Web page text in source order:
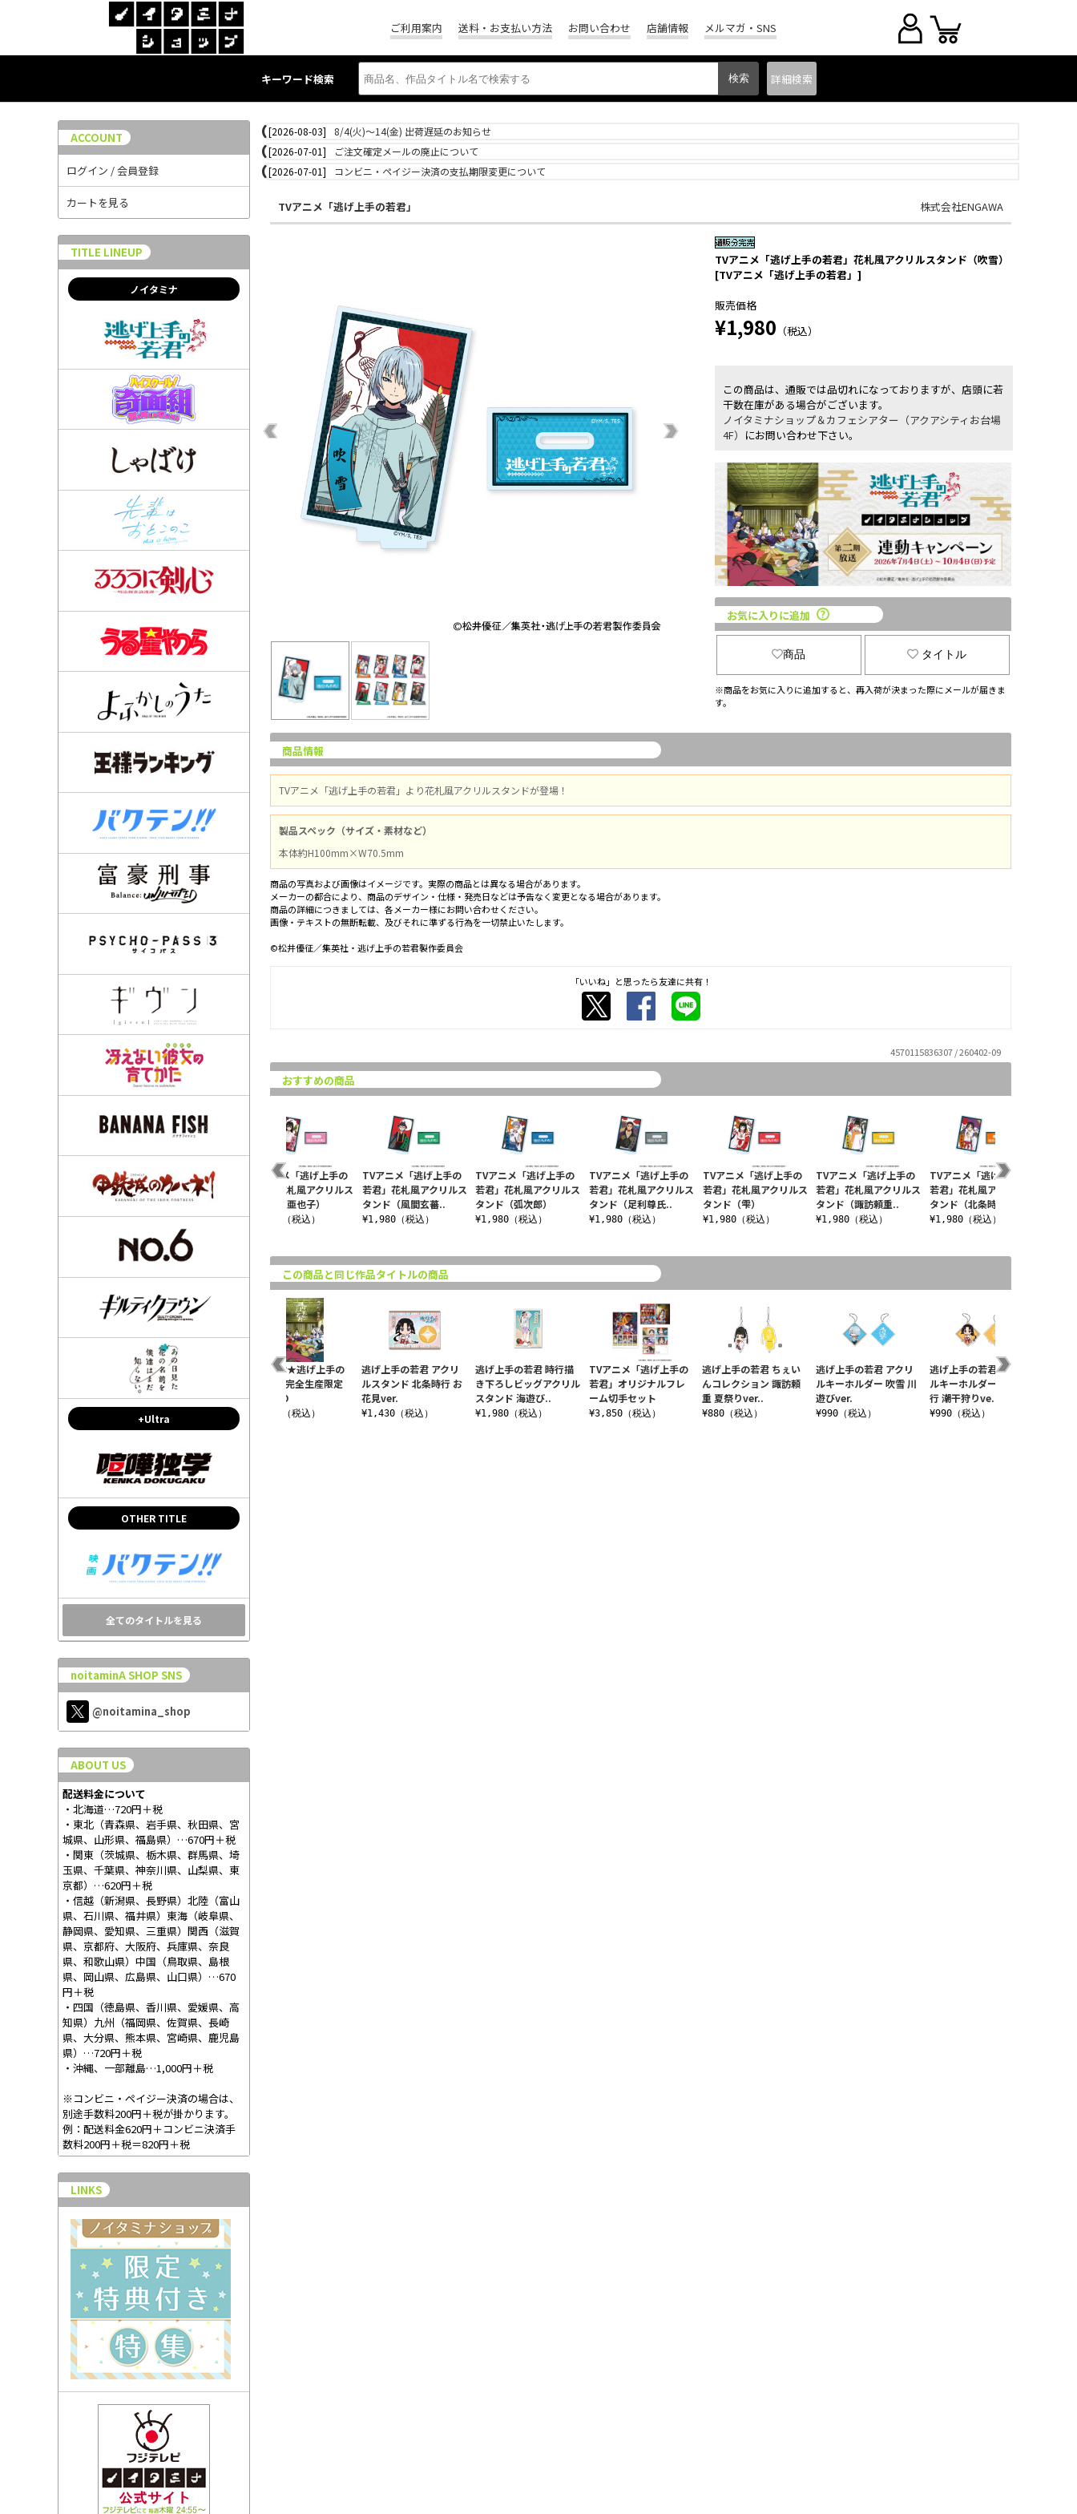
ご利用案内 送料・お支払い方法 お問い合わせ 店舗情報 メルマガ・SNS
キーワード検索 詳細検索
ACCOUNT
ログイン / 会員登録
カートを見る
TITLE LINEUP
ノイタミナ
+Ultra
OTHER TITLE
全てのタイトルを見る
noitaminA SHOP SNS
@noitamina_shop
ABOUT US
配送料金について
・北海道…720円＋税
・東北（青森県、岩手県、秋田県、宮
城県、山形県、福島県）…670円＋税
・関東（茨城県、栃木県、群馬県、埼
玉県、千葉県、神奈川県、山梨県、東
京都）…620円＋税
・信越（新潟県、長野県）北陸（富山
県、石川県、福井県）東海（岐阜県、
静岡県、愛知県、三重県）関西（滋賀
県、京都府、大阪府、兵庫県、奈良
県、和歌山県）中国（鳥取県、島根
県、岡山県、広島県、山口県）…670
円＋税
・四国（徳島県、香川県、愛媛県、高
知県）九州（福岡県、佐賀県、長崎
県、大分県、熊本県、宮崎県、鹿児島
県）…720円＋税
・沖縄、一部離島…1,000円＋税
※コンビニ・ペイジー決済の場合は、
別途手数料200円＋税が掛かります。
例：配送料金620円＋コンビニ決済手
数料200円＋税＝820円＋税
LINKS
[2026-08-03]
8/4(火)～14(金) 出荷遅延のお知らせ
[2026-07-01]
ご注文確定メールの廃止について
[2026-07-01]
コンビニ・ペイジー決済の支払期限変更について
TVアニメ「逃げ上手の若君」 株式会社ENGAWA
TVアニメ「逃げ上手の若君」花札風アクリルスタンド（吹雪）
[TVアニメ「逃げ上手の若君」]
販売価格
¥1,980 （税込）
この商品は、通販では品切れになっておりますが、店頭に若
干数在庫がある場合がございます。
ノイタミナショップ＆カフェシアター（アクアシティお台場
4F） にお問い合わせ下さい。
お気に入りに追加
商品 タイトル
※商品をお気に入りに追加すると、再入荷が決まった際にメールが届きま
す。
商品情報
TVアニメ「逃げ上手の若君」より花札風アクリルスタンドが登場！
製品スペック（サイズ・素材など）
本体約H100mm×W70.5mm
商品の写真および画像はイメージです。実際の商品とは異なる場合があります。
メーカーの都合により、商品のデザイン・仕様・発売日などは予告なく変更となる場合があります。
商品の詳細につきましては、各メーカー様にお問い合わせください。
画像・テキストの無断転載、及びそれに準ずる行為を一切禁止いたします。
©松井優征／集英社・逃げ上手の若君製作委員会
「いいね」と思ったら友達に共有！
4570115836307 / 260402-09
おすすめの商品
TVアニメ「逃げ上手の
若君」花札風アクリルス
タンド（足利尊氏..
¥1,980（税込）
TVアニメ「逃げ上手の
若君」花札風アクリルス
タンド（雫）
¥1,980（税込）
TVアニメ「逃げ上手の
若君」花札風アクリルス
タンド（諏訪頼重..
¥1,980（税込）
TVアニメ「逃げ上手の
若君」花札風アクリルス
タンド（北条時行..
¥1,980（税込）
TVアニメ「逃げ上手の
若君」花札風アクリルス
タンド（亜也子）
¥1,980（税込）
TVアニメ「逃げ上手の
若君」花札風アクリルス
タンド（風間玄蕃..
¥1,980（税込）
TVアニメ「逃げ上手の
若君」花札風アクリルス
タンド（弧次郎）
¥1,980（税込）
この商品と同じ作品タイトルの商品
TVアニメ「逃げ上手の
若君」オリジナルフレ
ーム切手セット
¥3,850（税込）
逃げ上手の若君 ちぇい
んコレクション 諏訪頼
重 夏祭りver..
¥880（税込）
逃げ上手の若君 アクリ
ルキーホルダー 吹雪 川
遊びver.
¥990（税込）
逃げ上手の若君 アクリ
ルキーホルダー 北条時
行 潮干狩りve..
¥990（税込）
¥660（税込）
逃げ上手の若君 アクリ
ルスタンド 北条時行 夏
祭りver.
¥1,430（税込）
★特典付★逃げ上手の
若君 8【完全生産限定
版】 DVD
¥6,050（税込）
逃げ上手の若君 アクリ
ルスタンド 北条時行 お
花見ver.
¥1,430（税込）
逃げ上手の若君 時行描
き下ろしビッグアクリル
スタンド 海遊び..
¥1,980（税込）